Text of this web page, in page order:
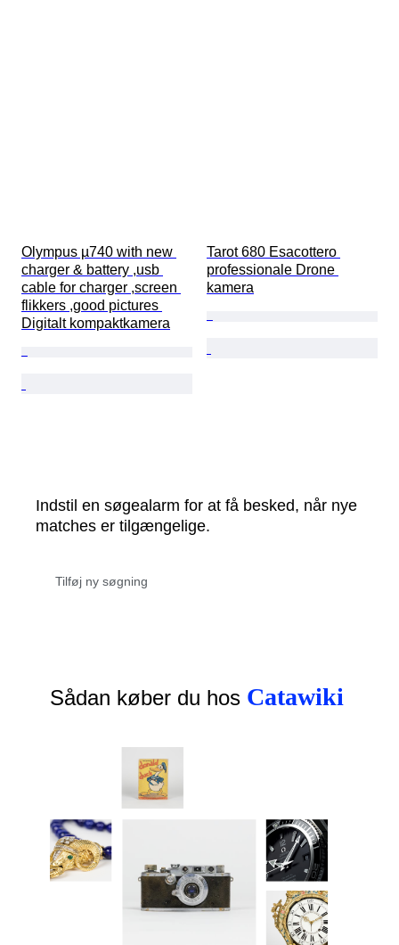
Olympus µ740 with new
charger & battery ,usb
cable for charger ,screen
flikkers ,good pictures
Digitalt kompaktkamera
Tarot 680 Esacottero
professionale Drone
kamera
Indstil en søgealarm for at få besked, når nye
matches er tilgængelige.
Sådan køber du hos Catawiki